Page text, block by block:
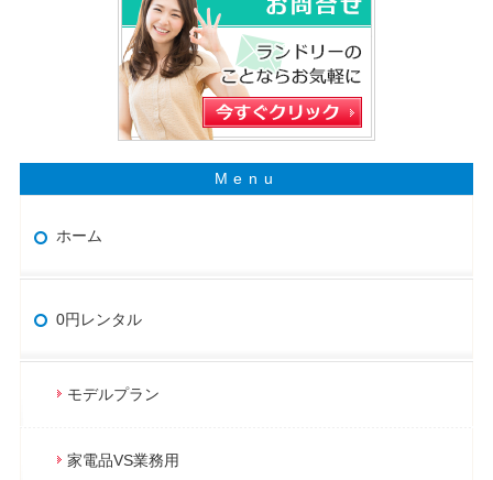
ホーム
0円レンタル
モデルプラン
家電品VS業務用